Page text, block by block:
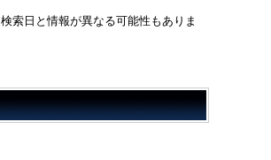
索日と情報が異なる可能性もありま